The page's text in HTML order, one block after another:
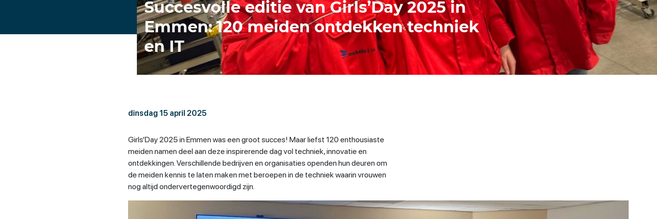
Succesvolle editie van Girls’Day 2025 in
Emmen: 120 meiden ontdekken techniek
en IT
dinsdag 15 april 2025
Girls’Day 2025 in Emmen was een groot succes! Maar liefst 120 enthousiaste
meiden namen deel aan deze inspirerende dag vol techniek, innovatie en
ontdekkingen. Verschillende bedrijven en organisaties openden hun deuren om
de meiden kennis te laten maken met beroepen in de techniek waarin vrouwen
nog altijd ondervertegenwoordigd zijn.